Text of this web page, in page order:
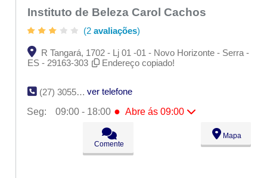
Instituto de Beleza Carol Cachos
(2 avaliações)
R Tangará, 1702 - Lj 01 -01 - Novo Horizonte - Serra -
ES - 29163-303
Endereço copiado!
(27) 3055-2385
ver telefone
Seg:
09:00 - 18:00 ● Abre ás 09:00
09:00 - 18:00
09:00 - 18:00
09:00 - 18:00
Comente
Mapa